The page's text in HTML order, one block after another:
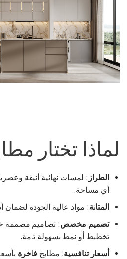
لماذا تختار
الطراز : لمسات نهائية أنيقة
أي مساحة.
المتانة: مواد عالية الجودة لضمان
تصميم مخصص: تصاميم مصممة
تخطيط أو نمط بسهولة تامة.
أسعار تنافسية: مطابخ فاخرة